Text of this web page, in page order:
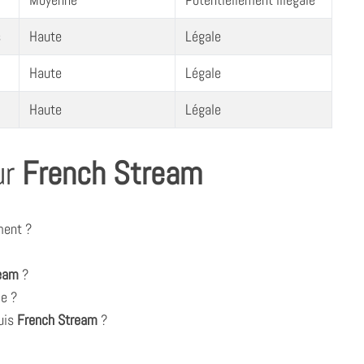
Haute
Légale
Haute
Légale
Haute
Légale
French Stream
?
?
?
French Stream ?